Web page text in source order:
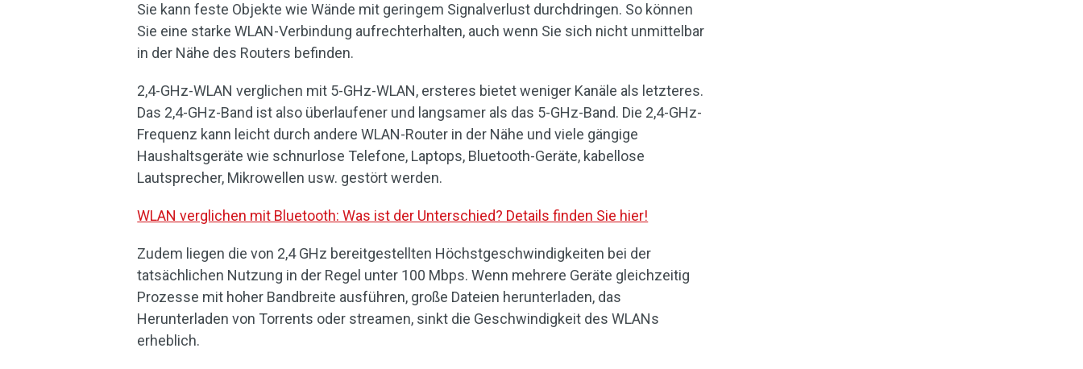
Sie kann feste Objekte wie Wände mit geringem Signalverlust durchdringen. So können
Sie eine starke WLAN-Verbindung aufrechterhalten, auch wenn Sie sich nicht unmittelbar
in der Nähe des Routers befinden.
2,4-GHz-WLAN verglichen mit 5-GHz-WLAN, ersteres bietet weniger Kanäle als letzteres.
Das 2,4-GHz-Band ist also überlaufener und langsamer als das 5-GHz-Band. Die 2,4-GHz-
Frequenz kann leicht durch andere WLAN-Router in der Nähe und viele gängige
Haushaltsgeräte wie schnurlose Telefone, Laptops, Bluetooth-Geräte, kabellose
Lautsprecher, Mikrowellen usw. gestört werden.
WLAN verglichen mit Bluetooth: Was ist der Unterschied? Details finden Sie hier!
Zudem liegen die von 2,4 GHz bereitgestellten Höchstgeschwindigkeiten bei der
tatsächlichen Nutzung in der Regel unter 100 Mbps. Wenn mehrere Geräte gleichzeitig
Prozesse mit hoher Bandbreite ausführen, große Dateien herunterladen, das
Herunterladen von Torrents oder streamen, sinkt die Geschwindigkeit des WLANs
erheblich.